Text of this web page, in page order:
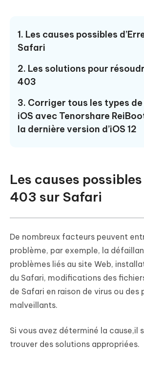
1. Les causes possibles
Safari
2. Les solutions pour
403
3. Corriger tous les types
iOS avec Tenorshare
la dernière version d’iOS 12
Les causes possibles
403 sur Safari
De nombreux facteurs peuvent
problème, par exemple, la
problèmes liés au site Web,
du Safari, modifications des
de Safari en raison de virus ou des
malveillants.
Si vous avez déterminé la cause,il
trouver des solutions appropriées.